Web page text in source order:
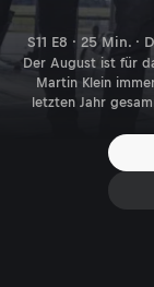
S11 E8 · 25 Min.
Der August ist für
Martin Klein
letzten Jahr